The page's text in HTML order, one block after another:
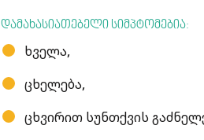
დამახასიათებელი სიმპტომებია:
ხველა,
ცხელება,
ცხვირით სუნთქვის